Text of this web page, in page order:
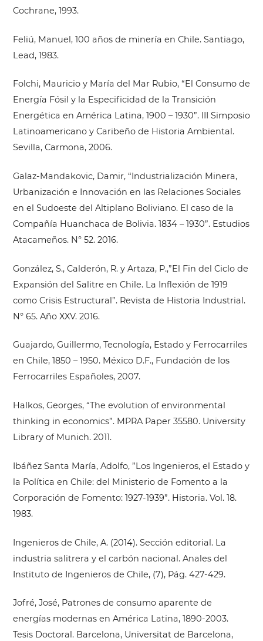
Cochrane, 1993.
Feliú, Manuel, 100 años de minería en Chile. Santiago,
Lead, 1983.
Folchi, Mauricio y María del Mar Rubio, “El Consumo de
Energía Fósil y la Especificidad de la Transición
Energética en América Latina, 1900 – 1930”. III Simposio
Latinoamericano y Caribeño de Historia Ambiental.
Sevilla, Carmona, 2006.
Galaz-Mandakovic, Damir, “Industrialización Minera,
Urbanización e Innovación en las Relaciones Sociales
en el Sudoeste del Altiplano Boliviano. El caso de la
Compañía Huanchaca de Bolivia. 1834 – 1930”. Estudios
Atacameños. N° 52. 2016.
González, S., Calderón, R. y Artaza, P.,”El Fin del Ciclo de
Expansión del Salitre en Chile. La Inflexión de 1919
como Crisis Estructural”. Revista de Historia Industrial.
N° 65. Año XXV. 2016.
Guajardo, Guillermo, Tecnología, Estado y Ferrocarriles
en Chile, 1850 – 1950. México D.F., Fundación de los
Ferrocarriles Españoles, 2007.
Halkos, Georges, “The evolution of environmental
thinking in economics”. MPRA Paper 35580. University
Library of Munich. 2011.
Ibáñez Santa María, Adolfo, ”Los Ingenieros, el Estado y
la Política en Chile: del Ministerio de Fomento a la
Corporación de Fomento: 1927-1939”. Historia. Vol. 18.
1983.
Ingenieros de Chile, A. (2014). Sección editorial. La
industria salitrera y el carbón nacional. Anales del
Instituto de Ingenieros de Chile, (7), Pág. 427-429.
Jofré, José, Patrones de consumo aparente de
energías modernas en América Latina, 1890-2003.
Tesis Doctoral. Barcelona, Universitat de Barcelona,